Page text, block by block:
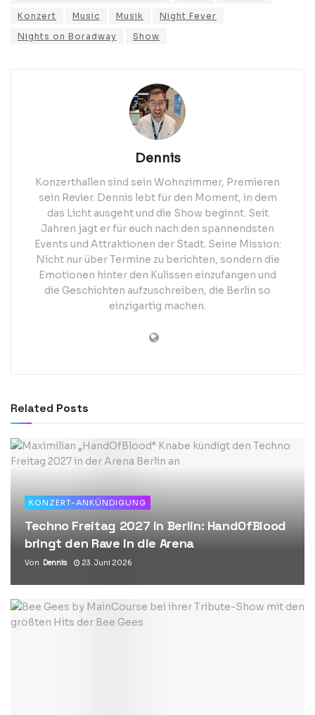
Konzert
Music Musik
Night Fever
Nights on Boradway
Show
Dennis
Konzerthallen sind sein Wohnzimmer, Premieren
sein Revier. Dennis lebt für den Moment, in dem
das Licht ausgeht und die Show beginnt. Seit
Jahren jagt er für euch nach den spannendsten
Events und Attraktionen der Stadt. Seine Mission:
Nicht nur über Termine zu berichten, sondern die
Emotionen hinter den Kulissen einzufangen und
die Geschichten aufzuschreiben, die Berlin so
einzigartig machen.
Related Posts
KONZERT-ANKÜNDIGUNG
Techno Freitag 2027 in Berlin: HandOfBlood
bringt den Rave in die Arena
Von Dennis 23. Juni 2026